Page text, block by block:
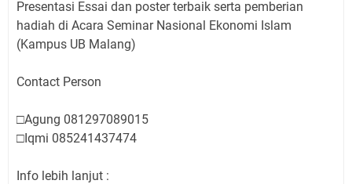
Presentasi Essai dan poster terbaik serta pemberian
hadiah di Acara Seminar Nasional Ekonomi Islam
(Kampus UB Malang)
Contact Person
□Agung 081297089015
□Iqmi 085241437474
Info lebih lanjut :